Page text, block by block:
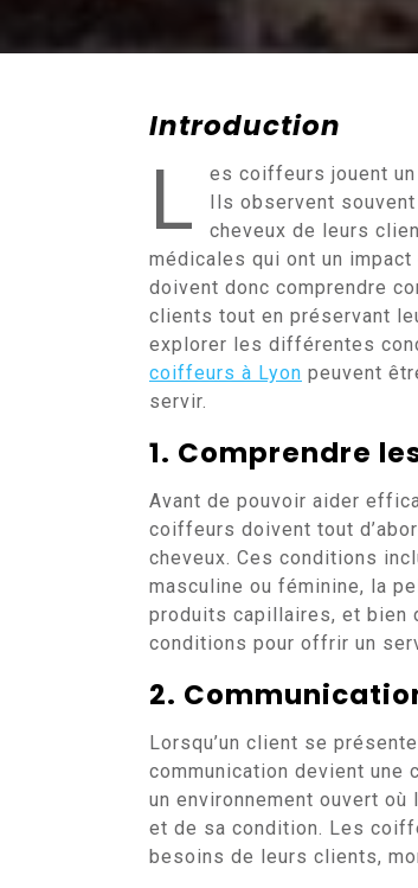
Introduction
L
es coiffeurs jouent
Ils observent
cheveux de leurs
médicales qui ont un
doivent donc comprendre
clients tout en préservant
explorer les différentes
coiffeurs à Lyon peuvent
servir.
1. Comprendre
Avant de pouvoir aider
coiffeurs doivent tout
cheveux. Ces conditions
masculine ou féminine, la
produits capillaires, et bien
conditions pour offrir un
2.
Lorsqu’un client se
communication devient
un environnement ouvert
et de sa condition. Les
besoins de leurs clients,